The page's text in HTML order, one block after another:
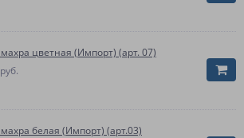
цветная (Импорт) (арт. 07)
руб.
белая (Импорт) (арт.03)